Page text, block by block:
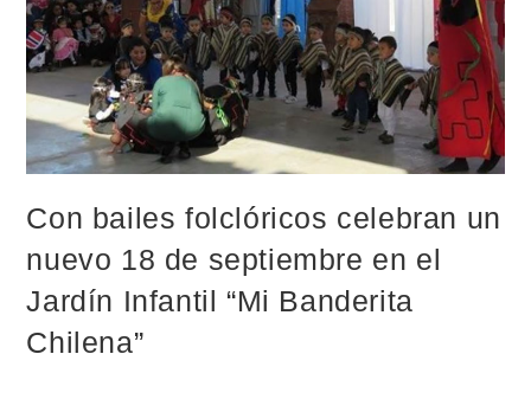
Con bailes folclóricos celebran un
nuevo 18 de septiembre en el
Jardín Infantil “Mi Banderita
Chilena”